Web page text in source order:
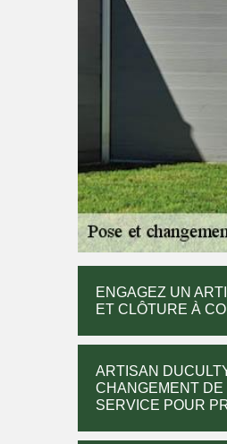
ENGAGEZ UN
ET CLÔTURE À
ARTISAN
CHANGEMENT
SERVICE POUR